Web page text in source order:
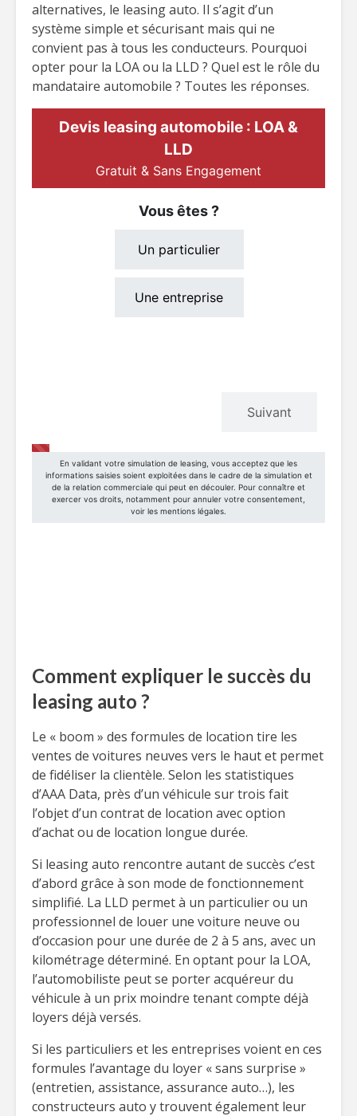
alternatives, le leasing auto. Il s’agit d’un
système simple et sécurisant mais qui ne
convient pas à tous les conducteurs. Pourquoi
opter pour la LOA ou la LLD ? Quel est le rôle du
mandataire automobile ? Toutes les réponses.
Comment expliquer le succès du
leasing auto ?
Le « boom » des formules de location tire les
ventes de voitures neuves vers le haut et permet
de fidéliser la clientèle. Selon les statistiques
d’AAA Data, près d’un véhicule sur trois fait
l’objet d’un contrat de location avec option
d’achat ou de location longue durée.
Si leasing auto rencontre autant de succès c’est
d’abord grâce à son mode de fonctionnement
simplifié. La LLD permet à un particulier ou un
professionnel de louer une voiture neuve ou
d’occasion pour une durée de 2 à 5 ans, avec un
kilométrage déterminé. En optant pour la LOA,
l’automobiliste peut se porter acquéreur du
véhicule à un prix moindre tenant compte déjà
loyers déjà versés.
Si les particuliers et les entreprises voient en ces
formules l’avantage du loyer « sans surprise »
(entretien, assistance, assurance auto…), les
constructeurs auto y trouvent également leur